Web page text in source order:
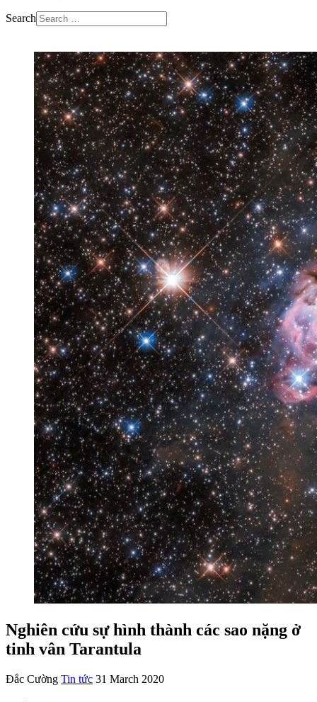
Search
Nghiên cứu sự hình thành các sao nặng ở
tinh vân Tarantula
Đắc Cường Tin tức 31 March 2020